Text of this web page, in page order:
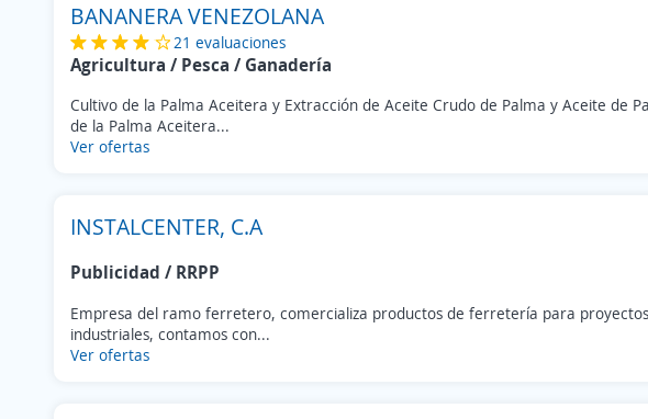
BANANERA VENEZOLANA
21 evaluaciones
Agricultura / Pesca / Ganadería
Cultivo de la Palma Aceitera y Extracción de Aceite Crudo de Palma y Aceite de
de la Palma Aceitera...
Ver ofertas
INSTALCENTER, C.A
Publicidad / RRPP
Empresa del ramo ferretero, comercializa productos de ferretería para
industriales, contamos con...
Ver ofertas